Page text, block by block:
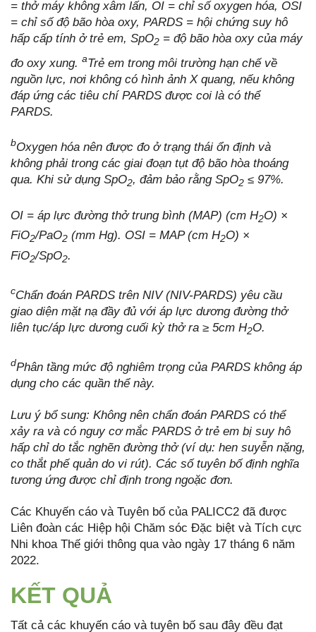
= thở máy không xâm lấn, OI = chỉ số oxygen hóa, OSI
= chỉ số độ bão hòa oxy, PARDS = hội chứng suy hô
hấp cấp tính ở trẻ em, SpO2 = độ bão hòa oxy của máy
đo oxy xung. aTrẻ em trong môi trường hạn chế về
nguồn lực, nơi không có hình ảnh X quang, nếu không
đáp ứng các tiêu chí PARDS được coi là có thể
PARDS.
bOxygen hóa nên được đo ở trạng thái ổn định và
không phải trong các giai đoạn tụt độ bão hòa thoáng
qua. Khi sử dụng SpO2, đảm bảo rằng SpO2 ≤ 97%.
OI = áp lực đường thở trung bình (MAP) (cm H2O) ×
FiO2/PaO2 (mm Hg). OSI = MAP (cm H2O) ×
FiO2/SpO2.
cChẩn đoán PARDS trên NIV (NIV-PARDS) yêu cầu
giao diện mặt nạ đầy đủ với áp lực dương đường thở
liên tục/áp lực dương cuối kỳ thở ra ≥ 5cm H2O.
dPhân tầng mức độ nghiêm trọng của PARDS không áp
dụng cho các quần thể này.
Lưu ý bổ sung: Không nên chẩn đoán PARDS có thể
xảy ra và có nguy cơ mắc PARDS ở trẻ em bị suy hô
hấp chỉ do tắc nghẽn đường thở (ví dụ: hen suyễn nặng,
co thắt phế quản do vi rút). Các số tuyên bố định nghĩa
tương ứng được chỉ định trong ngoặc đơn.
Các Khuyến cáo và Tuyên bố của PALICC2 đã được
Liên đoàn các Hiệp hội Chăm sóc Đặc biệt và Tích cực
Nhi khoa Thế giới thông qua vào ngày 17 tháng 6 năm
2022.
KẾT QUẢ
Tất cả các khuyến cáo và tuyên bố sau đây đều đạt